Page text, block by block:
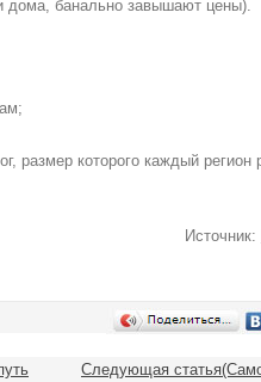
дома, банально завышают цены).
размер которого каждый регион
Источник:
Следующая